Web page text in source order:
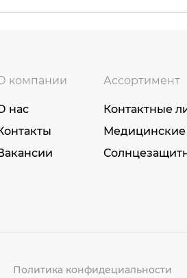
компании
нас
Ассортимент
Контактные
Медицинские
Политика конфидециальности